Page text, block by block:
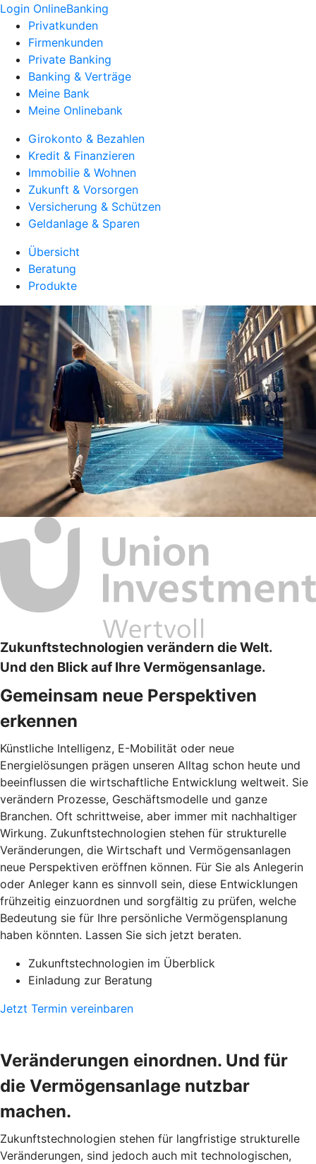
Login OnlineBanking
Privatkunden
Firmenkunden
Private Banking
Banking & Verträge
Meine Bank
Meine Onlinebank
Girokonto & Bezahlen
Kredit & Finanzieren
Immobilie & Wohnen
Zukunft & Vorsorgen
Versicherung & Schützen
Geldanlage & Sparen
Übersicht
Beratung
Produkte
Zukunftstechnologien verändern die Welt.
Und den Blick auf Ihre Vermögensanlage.
Gemeinsam neue Perspektiven
erkennen
Künstliche Intelligenz, E-Mobilität oder neue
Energielösungen prägen unseren Alltag schon heute und
beeinflussen die wirtschaftliche Entwicklung weltweit. Sie
verändern Prozesse, Geschäftsmodelle und ganze
Branchen. Oft schrittweise, aber immer mit nachhaltiger
Wirkung. Zukunftstechnologien stehen für strukturelle
Veränderungen, die Wirtschaft und Vermögensanlagen
neue Perspektiven eröffnen können. Für Sie als Anlegerin
oder Anleger kann es sinnvoll sein, diese Entwicklungen
frühzeitig einzuordnen und sorgfältig zu prüfen, welche
Bedeutung sie für Ihre persönliche Vermögensplanung
haben könnten. Lassen Sie sich jetzt beraten.
Zukunftstechnologien im Überblick
Einladung zur Beratung
Jetzt Termin vereinbaren
Veränderungen einordnen. Und für
die Vermögensanlage nutzbar
machen.
Zukunftstechnologien stehen für langfristige strukturelle
Veränderungen, sind jedoch auch mit technologischen,